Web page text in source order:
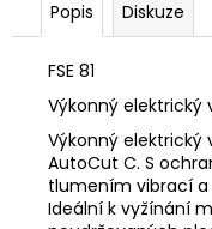
Popis Diskuze
FSE 81
Výkonný elektrický
Výkonný elektrický
AutoCut C. S
tlumením vibrací a
Ideální k vyžínání
STIHL
MS
CARVING
11462000059